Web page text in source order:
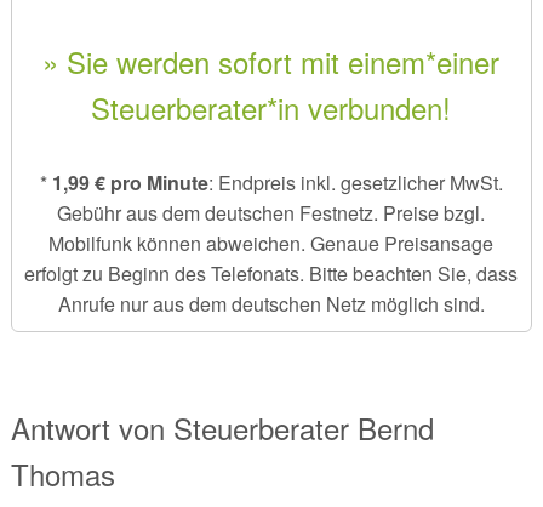
» Sie werden sofort mit einem*einer
Steuerberater*in verbunden!
* 1,99 € pro Minute: Endpreis inkl. gesetzlicher MwSt.
Gebühr aus dem deutschen Festnetz. Preise bzgl.
Mobilfunk können abweichen. Genaue Preisansage
erfolgt zu Beginn des Telefonats. Bitte beachten Sie, dass
Anrufe nur aus dem deutschen Netz möglich sind.
Antwort von Steuerberater Bernd
Thomas